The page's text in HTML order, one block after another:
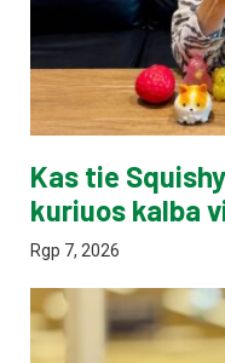
Kas tie
kuriuos kalba
Rgp 7, 2026